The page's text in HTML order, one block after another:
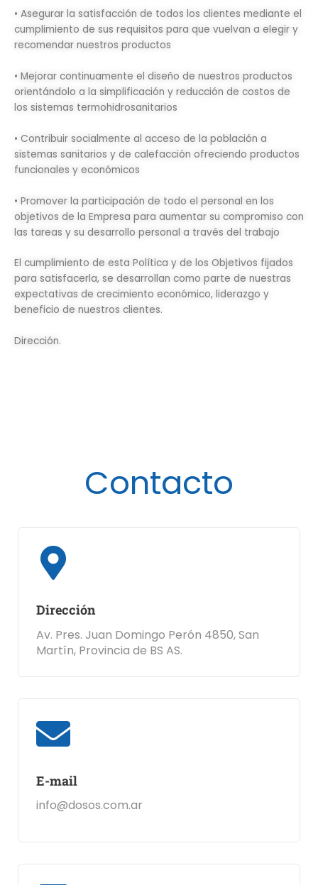
• Asegurar la satisfacción de todos los clientes mediante el
cumplimiento de sus requisitos para que vuelvan a elegir y
recomendar nuestros productos
• Mejorar continuamente el diseño de nuestros productos
orientándolo a la simplificación y reducción de costos de
los sistemas termohidrosanitarios
• Contribuir socialmente al acceso de la población a
sistemas sanitarios y de calefacción ofreciendo productos
funcionales y económicos
• Promover la participación de todo el personal en los
objetivos de la Empresa para aumentar su compromiso con
las tareas y su desarrollo personal a través del trabajo
El cumplimiento de esta Política y de los Objetivos fijados
para satisfacerla, se desarrollan como parte de nuestras
expectativas de crecimiento económico, liderazgo y
beneficio de nuestros clientes.
Dirección.
Contacto
Dirección
Av. Pres. Juan Domingo Perón 4850, San
Martín, Provincia de BS AS.
E-mail
info@dosos.com.ar